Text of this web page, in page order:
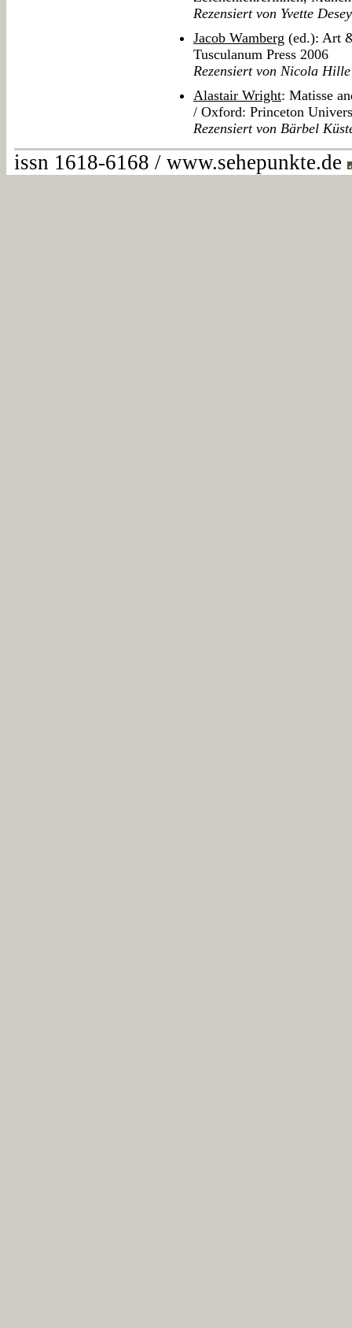
Rezensiert von Yvette
Jacob Wamberg (ed.): Art
Tusculanum Press 2006
Rezensiert von Nicola Hille
Alastair Wright: Matisse
/ Oxford: Princeton
Rezensiert von Bärbel
issn 1618-6168 / www.sehepunkte.de